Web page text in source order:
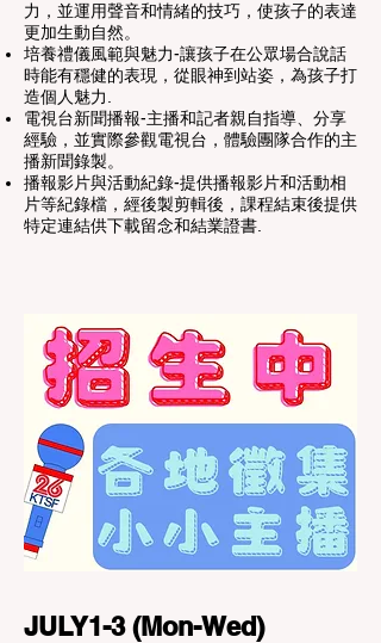
力，並運用聲音和情緒的技巧，使孩子的表達
更加生動自然。
培養禮儀風範與魅力-讓孩子在公眾場合說話
時能有穩健的表現，從眼神到站姿，為孩子打
造個人魅力.
電視台新聞播報-主播和記者親自指導、分享
經驗，並實際參觀電視台，體驗團隊合作的主
播新聞錄製。
播報影片與活動紀錄-提供播報影片和活動相
片等紀錄檔，經後製剪輯後，課程結束後提供
特定連結供下載留念和結業證書.
JULY1-3 (Mon-Wed)